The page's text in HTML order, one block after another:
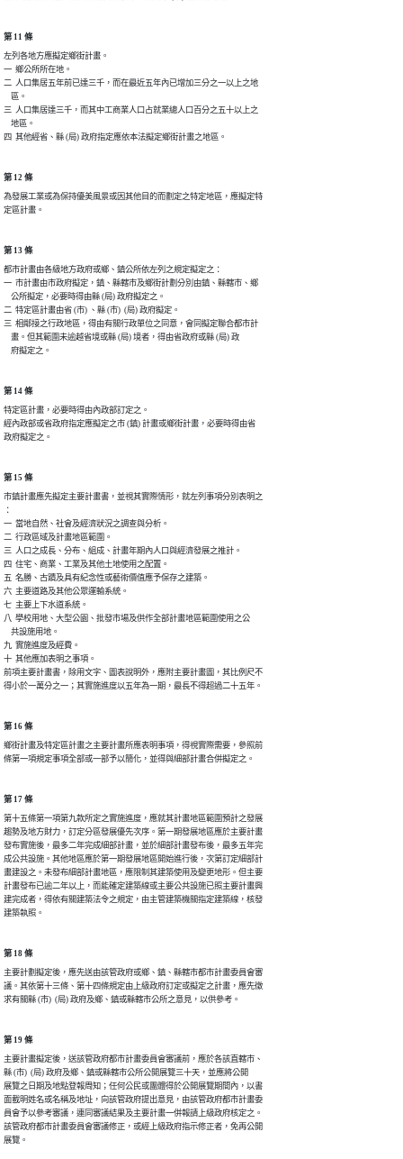
第 11 條
左列各地方應擬定鄉街計畫。
一  鄉公所所在地。
二  人口集居五年前已達三千，而在最近五年內已增加三分之一以上之地
    區。
三  人口集居達三千，而其中工商業人口占就業總人口百分之五十以上之
    地區。
第 12 條
為發展工業或為保持優美風景或因其他目的而劃定之特定地區，應擬定特
第 13 條
都市計畫由各級地方政府或鄉、鎮公所依左列之規定擬定之：
一  市計畫由市政府擬定，鎮、縣轄市及鄉街計劃分別由鎮、縣轄市、鄉
    公所擬定，必要時得由縣 (局) 政府擬定之。
二  特定區計畫由省 (市) 、縣 (市)  (局) 政府擬定。
三  相鄰接之行政地區，得由有關行政單位之同意，會同擬定聯合都市計
    畫。但其範圍未逾越省境或縣 (局) 境者，得由省政府或縣 (局) 政
第 14 條
特定區計畫，必要時得由內政部訂定之。
經內政部或省政府指定應擬定之市 (鎮) 計畫或鄉街計畫，必要時得由省
第 15 條
市鎮計畫應先擬定主要計畫書，並視其實際情形，就左列事項分別表明之
：
一  當地自然、社會及經濟狀況之調查與分析。
二  行政區域及計畫地區範圍。
三  人口之成長、分布、組成、計畫年期內人口與經濟發展之推計。
四  住宅、商業、工業及其他土地使用之配置。
五  名勝、古蹟及具有紀念性或藝術價值應予保存之建築。
六  主要道路及其他公眾運輸系統。
七  主要上下水道系統。
八  學校用地、大型公園、批發市場及供作全部計畫地區範圍使用之公
    共設施用地。
九  實施進度及經費。
十  其他應加表明之事項。
前項主要計畫書，除用文字、圖表說明外，應附主要計畫圖，其比例尺不
得小於一萬分之一；其實施進度以五年為一期，最長不得超過二十五年。
第 16 條
鄉街計畫及特定區計畫之主要計畫所應表明事項，得視實際需要，參照前
第 17 條
第十五條第一項第九款所定之實施進度，應就其計畫地區範圍預計之發展
趨勢及地方財力，訂定分區發展優先次序。第一期發展地區應於主要計畫
發布實施後，最多二年完成細部計畫，並於細部計畫發布後，最多五年完
成公共設施。其他地區應於第一期發展地區開始進行後，次第訂定細部計
畫建設之。未發布細部計畫地區，應限制其建築使用及變更地形。但主要
計畫發布已逾二年以上，而能確定建築線或主要公共設施已照主要計畫興
建完成者，得依有關建築法令之規定，由主管建築機關指定建築線，核發
第 18 條
主要計劃擬定後，應先送由該管政府或鄉、鎮、縣轄市都市計畫委員會審
議。其依第十三條、第十四條規定由上級政府訂定或擬定之計畫，應先徵
第 19 條
主要計畫擬定後，送該管政府都市計畫委員會審議前，應於各該直轄市、
縣 (市)  (局) 政府及鄉、鎮或縣轄市公所公開展覽三十天，並應將公開
展覽之日期及地點登報周知；任何公民或團體得於公開展覽期間內，以書
面載明姓名或名稱及地址，向該管政府提出意見，由該管政府都市計畫委
員會予以參考審議，連同審議結果及主要計畫一併報請上級政府核定之。
該管政府都市計畫委員會審議修正，或經上級政府指示修正者，免再公開